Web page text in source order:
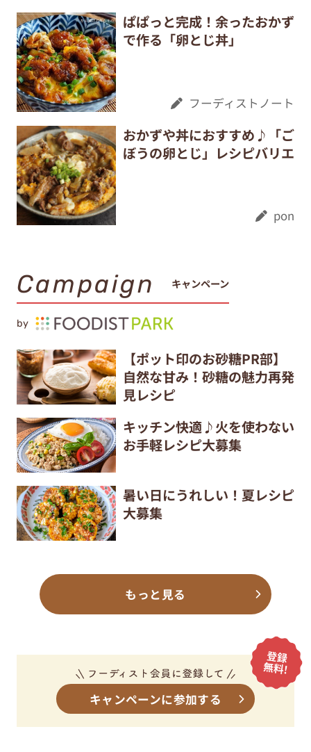
ぱぱっと完成！余ったおかず
で作る「卵とじ丼」
フーディストノート
おかずや丼におすすめ♪「ご
ぼうの卵とじ」レシピバリエ
pon
Campaign キャンペーン
by
【ポット印のお砂糖PR部】
自然な甘み！砂糖の魅力再発
見レシピ
キッチン快適♪火を使わない
お手軽レシピ大募集
暑い日にうれしい！夏レシピ
大募集
もっと見る
キャンペーンに参加する